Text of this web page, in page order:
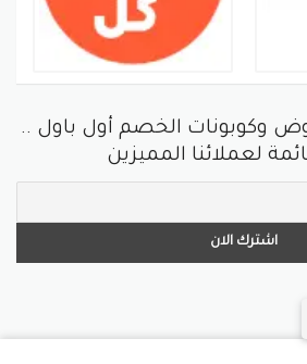
وكوبونات الخصم أول باول ..
لعملائنا المميزين